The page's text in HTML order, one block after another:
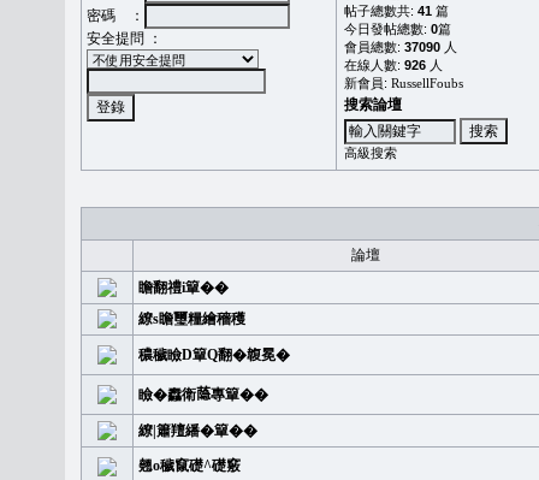
密碼 ：
安全提問 ：
帖子總數共: 41 篇
今日發帖總數: 0篇
會員總數: 37090 人
在線人數: 926 人
新會員: RussellFoubs
搜索論壇
高級搜索
論壇
瞻翻禮i簞��
繚s瞻璽糧繪穡穫
穠穢瞼D簞Q翻�䪖冕�
瞼�䆐衛𦻕專簞��
繚|簫羶繙�簞��
翹o穢竄礎^礎竅